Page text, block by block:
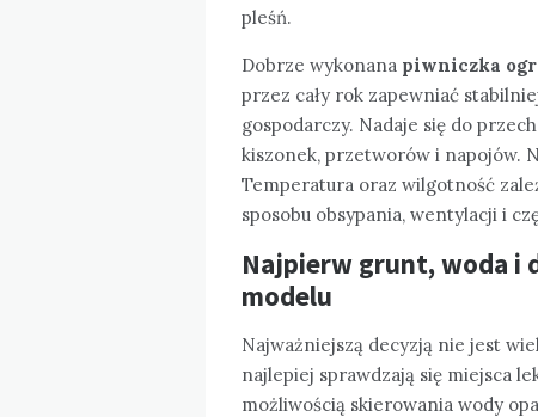
pleśń.
Dobrze wykonana piwniczka
przez cały rok zapewniać
gospodarczy. Nadaje się do
kiszonek, przetworów i napojów.
Temperatura oraz wilgotność
sposobu obsypania, wentylacji i
Najpierw grunt, woda i
modelu
Najważniejszą decyzją nie jest
najlepiej sprawdzają się miejsca
możliwością skierowania wody